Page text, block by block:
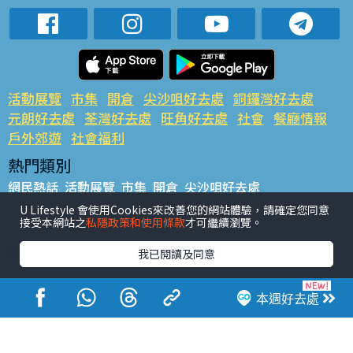
本週好去處
活動展覽 市集 開倉 尖沙咀好去處 銅鑼灣好去處
元朗好去處 荃灣好去處 旺角好去處 社會 餐廳情報
戶外郊遊 社會福利
熱門類別
網民熱話 活動展覽 市集 開倉 尖沙咀好去處
銅鑼灣好去處 元朗好去處 荃灣好去處 旺角好去處 社會
餐廳情報 戶外郊遊
熱門標籤
#UGO搵好去處 #人氣活動推介 #美食社群熱話
#親子玩樂好去處
#ULifestyle應用程式
#限時搶
#UJetso禮物放送
#ULifestyle商戶中心 #著數 #網絡熱話
U Lifestyle 會使用Cookies來改善您的網站體驗，請確定您同意
接受本網站之私隱政策和使用條款才可繼續瀏覽。
我已閱讀及同意